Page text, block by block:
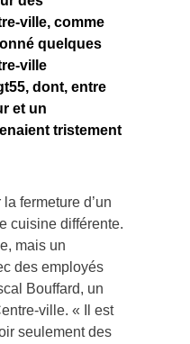
ville, comme
quelques
ville
dont, entre
et un
tristement
fermeture d’un
cuisine différente.
mais un
des employés
Bouffard, un
ville. « Il est
seulement des